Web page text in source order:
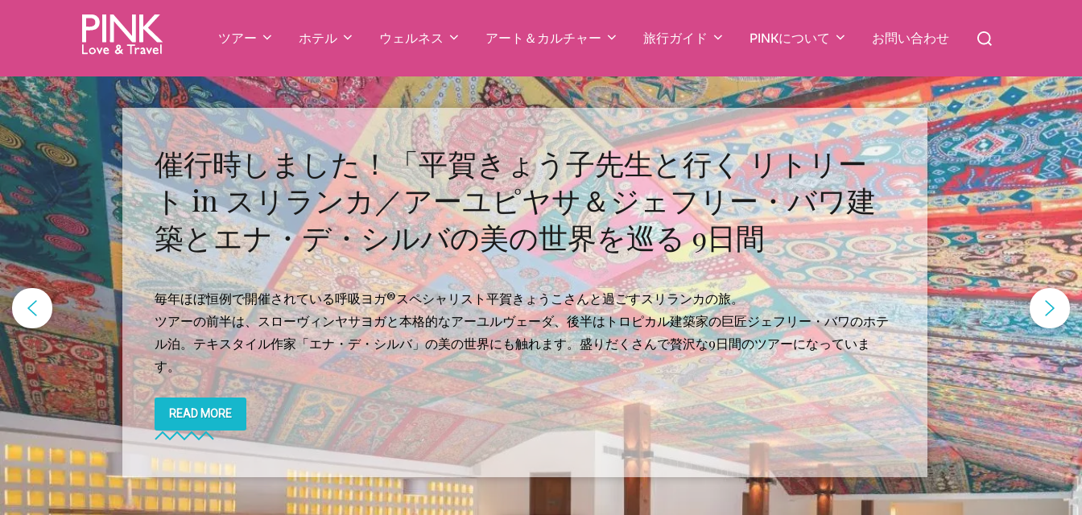
ン
ツ
へ
ス
キ
ッ
プ
ツアー ホテル ウェルネス アート＆カルチャー 旅行ガイド PINKについて お問い合わせ
対
象:
催行時しました！「平賀きょう子先生と行く リトリー
ト in スリランカ／アーユピヤサ＆ジェフリー・バワ建
築とエナ・デ・シルバの美の世界を巡る 9日間
毎年ほぼ恒例で開催されている呼吸ヨガ®スペシャリスト平賀きょうこさんと過ごすスリランカの旅。
ツアーの前半は、スローヴィンヤサヨガと本格的なアーユルヴェーダ、後半はトロピカル建築家の巨匠ジェフリー・バワのホテ
ル泊。テキスタイル作家「エナ・デ・シルバ」の美の世界にも触れます。盛りだくさんで贅沢な9日間のツアーになっていま
す。
READ MORE